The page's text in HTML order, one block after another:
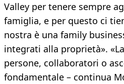
Valley per tenere sempre
famiglia, e per questo ci
nostra è una family
integrati alla proprietà».
persone, collaboratori o
fondamentale – continua